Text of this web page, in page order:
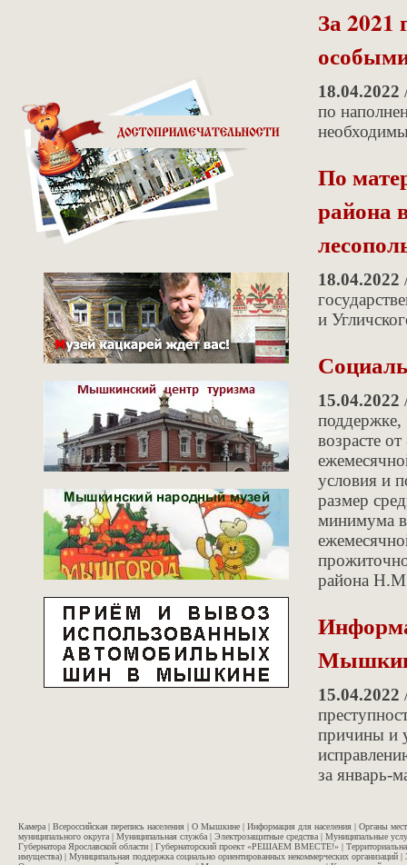
За 2021
18.04.2022
по
По
района
18.04.2022
и
15.04.2022
поддержке,
возрасте
условия и
размер
минимума в
района
15.04.2022
причины и
за январь-
Камера | Всероссийская перепись населения | О Мышкине | Информация для населения | Органы
муниципального округа | Муниципальная служба | Электрозащитные средства | Муниципальные
Губернатора Ярославской области | Губернаторский проект «РЕШАЕМ ВМЕСТЕ!» |
имущества) | Муниципальная поддержка социально ориентированных некоммерческих организаций |